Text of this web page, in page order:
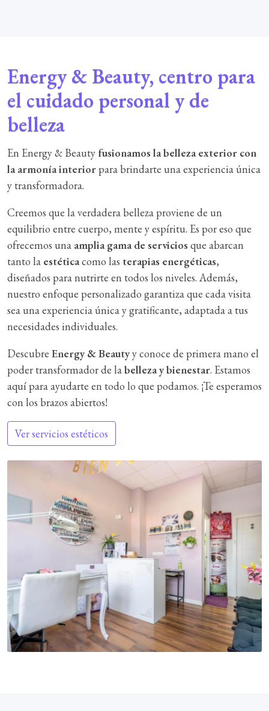
Energy & Beauty, centro para
el cuidado personal y de
belleza
En Energy & Beauty fusionamos la belleza exterior con
la armonía interiorpara brindarte una experiencia única
y transformadora.
Creemos que la verdadera belleza proviene de un
equilibrio entre cuerpo, mente y espíritu. Es por eso que
ofrecemos una amplia gama de servicios que abarcan
tanto la estéticacomo las terapias energéticas,
diseñados para nutrirte en todos los niveles. Además,
nuestro enfoque personalizado garantiza que cada visita
sea una experiencia única y gratificante, adaptada a tus
necesidades individuales.
Descubre Energy & Beautyy conoce de primera mano el
poder transformador de labelleza y bienestar. Estamos
aquí para ayudarte en todo lo que podamos. ¡Te esperamos
con los brazos abiertos!
Ver servicios estéticos